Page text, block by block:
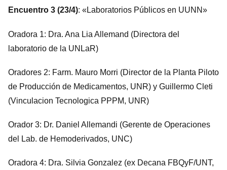
Encuentro 3 (23/4): «Laboratorios Públicos en UUNN»
Oradora 1: Dra. Ana Lia Allemand (Directora del
laboratorio de la UNLaR)
Oradores 2: Farm. Mauro Morri (Director de la Planta Piloto
de Producción de Medicamentos, UNR) y Guillermo Cleti
(Vinculacion Tecnologica PPPM, UNR)
Orador 3: Dr. Daniel Allemandi (Gerente de Operaciones
del Lab. de Hemoderivados, UNC)
Oradora 4: Dra. Silvia Gonzalez (ex Decana FBQyF/UNT,